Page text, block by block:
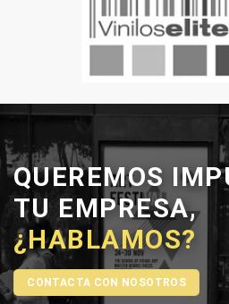
QUEREMOS
TU EMPRESA,
¿HABLAMOS?
CONTACTA CON NOSOTROS